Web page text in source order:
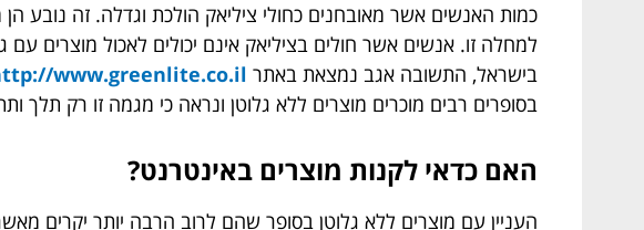
כמות האנשים אשר מאובחנים כחולי ציליאק הולכת וגדלה. זה נובע
למחלה זו. אנשים אשר חולים בציליאק אינם יכולים לאכול מוצרים
בישראל, התשובה אגב נמצאת באתר www.greenlite.co.il
בסופרים רבים מוכרים מוצרים ללא גלוטן ונראה כי מגמה זו רק תלך
האם כדאי לקנות מוצרים באינטרנט?
העניין עם מוצרים ללא גלוטן בסופר שהם לרוב הרבה יותר יקרים